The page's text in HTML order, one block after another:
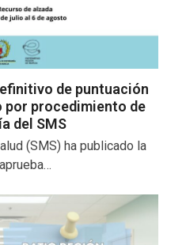
de puntuación
por procedimiento de
del SMS
(SMS) ha publicado la